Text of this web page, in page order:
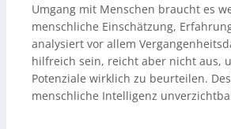
Umgang mit Menschen braucht es
menschliche Einschätzung,
analysiert vor allem
hilfreich sein, reicht aber nicht aus,
Potenziale wirklich zu beurteilen.
menschliche Intelligenz